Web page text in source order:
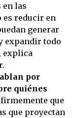
en las
es reducir en
generar
expandir todo
explica
por
quiénes
que
que proyectan